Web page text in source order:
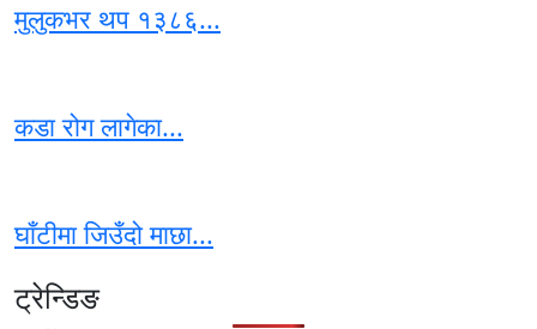
मुलुकभर थप १३८६...
कडा रोग लागेका...
घाँटीमा जिउँदो माछा...
ट्रेन्डिङ